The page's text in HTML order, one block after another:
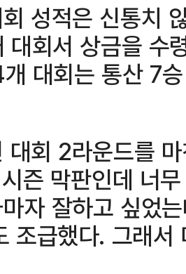
성적은 신통치
회서 상금을 수
대회는 통산 7
대회 2라운드를
즌 막판인데 너
자 잘하고 싶었
조급했다. 그래